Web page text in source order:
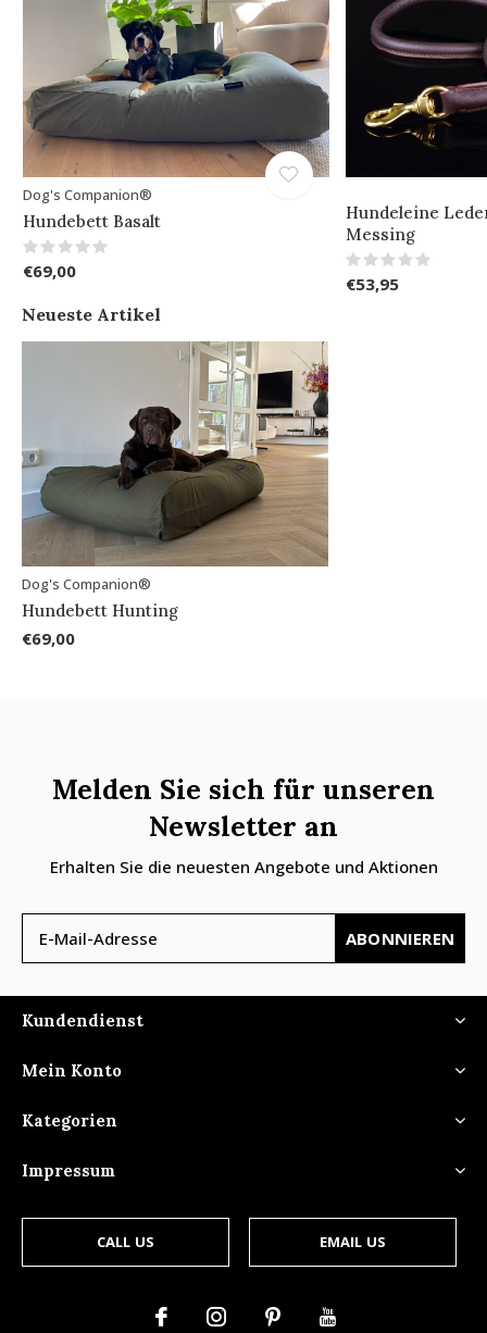
Dog's Companion®
Hundebett Basalt
€69,00
Hundeleine
Messing
€53,95
Neueste Artikel
Dog's Companion®
Hundebett Hunting
€69,00
Melden Sie sich für unseren
Newsletter an
Erhalten Sie die neuesten Angebote und Aktionen
ABONNIEREN
Kundendienst
Mein Konto
Kategorien
Impressum
CALL US EMAIL US